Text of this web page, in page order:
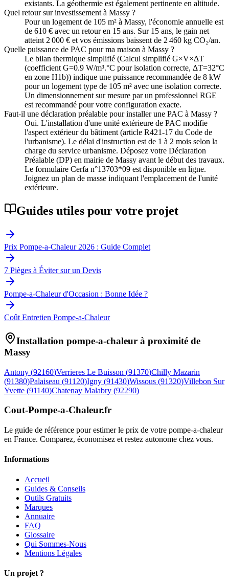
existants. La géothermie est également pertinente en altitude.
Quel retour sur investissement à Massy ?
Pour un logement de 105 m² à Massy, l'économie annuelle est
de 610 € avec un retour en 15 ans. Sur 15 ans, le gain net
atteint 2 000 € et vos émissions baissent de 2 460 kg CO₂/an.
Quelle puissance de PAC pour ma maison à Massy ?
Le bilan thermique simplifié (Calcul simplifié G×V×ΔT
(coefficient G=0.9 W/m³.°C pour isolation correcte, ΔT=32°C
en zone H1b)) indique une puissance recommandée de 8 kW
pour un logement type de 105 m² avec une isolation correcte.
Un dimensionnement sur mesure par un professionnel RGE
est recommandé pour votre configuration exacte.
Faut-il une déclaration préalable pour installer une PAC à Massy ?
Oui. L'installation d'une unité extérieure de PAC modifie
l'aspect extérieur du bâtiment (article R421-17 du Code de
l'urbanisme). Le délai d'instruction est de 1 à 2 mois selon la
charge du service urbanisme. Déposez votre Déclaration
Préalable (DP) en mairie de Massy avant le début des travaux.
Le formulaire Cerfa n°13703*09 est disponible en ligne.
Joignez un plan de masse indiquant l'emplacement de l'unité
extérieure.
Guides utiles pour votre projet
Prix Pompe-a-Chaleur 2026 : Guide Complet
7 Pièges à Éviter sur un Devis
Pompe-a-Chaleur d'Occasion : Bonne Idée ?
Coût Entretien Pompe-a-Chaleur
Installation pompe-a-chaleur à proximité de
Massy
Antony (92160)Verrieres Le Buisson (91370)Chilly Mazarin
(91380)Palaiseau (91120)Igny (91430)Wissous (91320)Villebon Sur
Yvette (91140)Chatenay Malabry (92290)
Cout-Pompe-a-Chaleur.fr
Le guide de référence pour estimer le prix de votre pompe-a-chaleur
en France. Comparez, économisez et restez autonome chez vous.
Informations
Accueil
Guides & Conseils
Outils Gratuits
Marques
Annuaire
FAQ
Glossaire
Qui Sommes-Nous
Mentions Légales
Un projet ?